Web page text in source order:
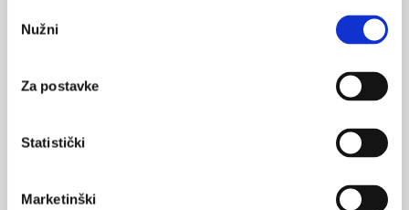
pristanka
Nužni
Za postavke
Statistički
Marketinški
Trebaju li bolnice prepustiti čišćenje privatnicima?
09.11.2011.
Poslovni rezultati HZZO-a